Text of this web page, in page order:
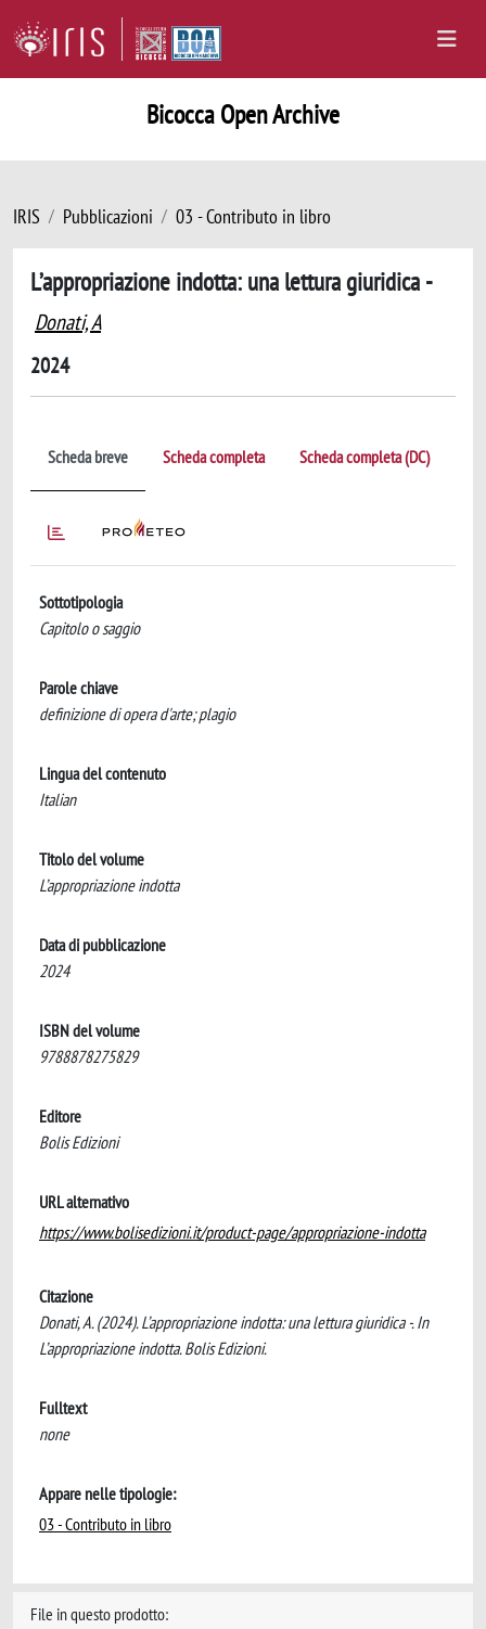
Bicocca Open Archive
IRIS Pubblicazioni 03 - Contributo in libro
L’appropriazione indotta: una lettura giuridica -
Donati, A
2024
Scheda breve Scheda completa Scheda completa (DC)
Sottotipologia
Capitolo o saggio
Parole chiave
definizione di opera d'arte; plagio
Lingua del contenuto
Italian
Titolo del volume
L’appropriazione indotta
Data di pubblicazione
2024
ISBN del volume
9788878275829
Editore
Bolis Edizioni
URL alternativo
https://www.bolisedizioni.it/product-page/appropriazione-indotta
Citazione
Donati, A. (2024). L’appropriazione indotta: una lettura giuridica -. In
L’appropriazione indotta. Bolis Edizioni.
Fulltext
none
Appare nelle tipologie:
03 - Contributo in libro
File in questo prodotto: